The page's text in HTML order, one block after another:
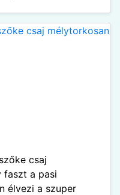
csaj
faszt a pasi
élvezi a szuper